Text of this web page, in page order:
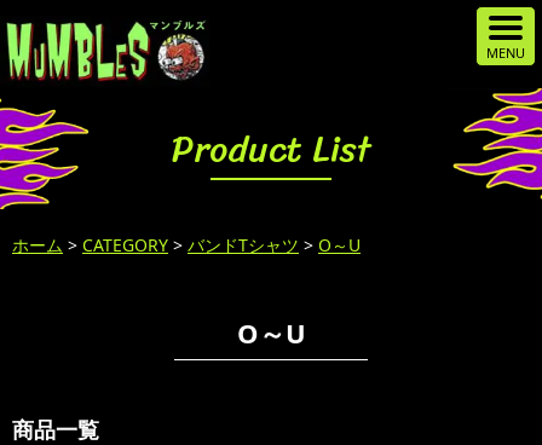
Product List
ホーム > CATEGORY > バンドTシャツ > O～U
O～U
商品一覧